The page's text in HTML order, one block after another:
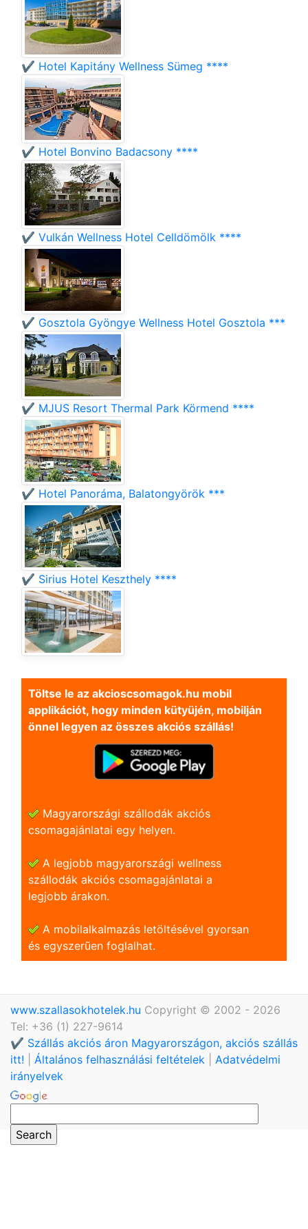
✔️ Hotel Kapitány Wellness Sümeg ****
✔️ Hotel Bonvino Badacsony ****
✔️ Vulkán Wellness Hotel Celldömölk ****
✔️ Gosztola Gyöngye Wellness Hotel Gosztola ***
✔️ MJUS Resort Thermal Park Körmend ****
✔️ Hotel Panoráma, Balatongyörök ***
✔️ Sirius Hotel Keszthely ****
Töltse le az akcioscsomagok.hu mobil
applikációt, hogy minden kütyüjén, mobilján
önnel legyen az összes akciós szállás!
Magyarországi szállodák akciós
csomagajánlatai egy helyen.
A legjobb magyarországi wellness
szállodák akciós csomagajánlatai a
legjobb árakon.
A mobilalkalmazás letöltésével gyorsan
és egyszerũen foglalhat.
www.szallasokhotelek.hu Copyright © 2002 - 2026
Tel: +36 (1) 227-9614
✔️ Szállás akciós áron Magyarországon, akciós szállás
itt!
Általános felhasználási feltételek
Adatvédelmi
irányelvek